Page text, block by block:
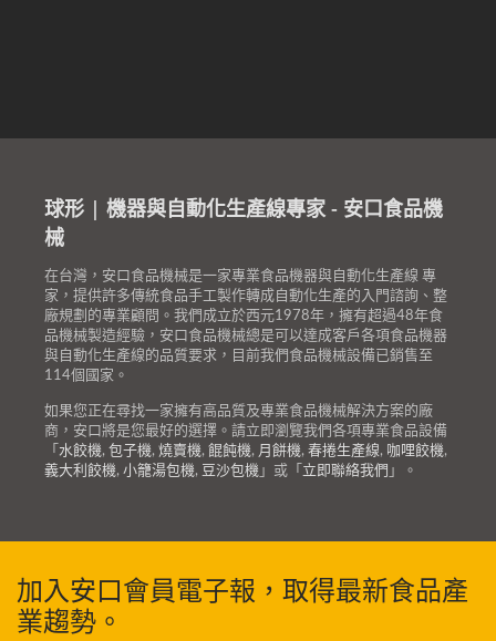
球形 | 機器與自動化生產線專家 - 安口食品機
械
在台灣，安口食品機械是一家專業食品機器與自動化生產線 專
家，提供許多傳統食品手工製作轉成自動化生產的入門諮詢、整
廠規劃的專業顧問。我們成立於西元1978年，擁有超過48年食
品機械製造經驗，安口食品機械總是可以達成客戶各項食品機器
與自動化生產線的品質要求，目前我們食品機械設備已銷售至
114個國家。
如果您正在尋找一家擁有高品質及專業食品機械解決方案的廠
商，安口將是您最好的選擇。請立即瀏覽我們各項專業食品設備
「 水餃機, 包子機, 燒賣機, 餛飩機, 月餅機, 春捲生產線, 咖哩餃機,
義大利餃機, 小籠湯包機, 豆沙包機 」或「 立即聯絡我們 」。
加入安口會員電子報，取得最新食品產
業趨勢。